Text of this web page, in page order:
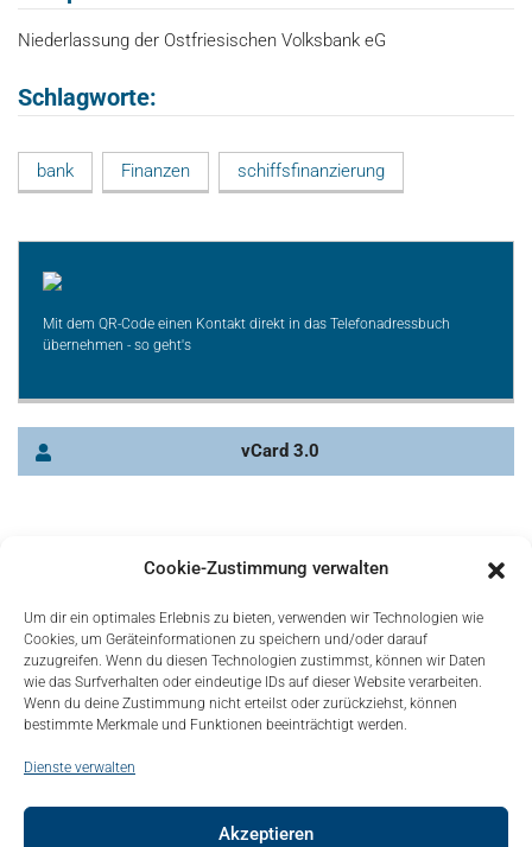
Cookie-Zustimmung verwalten
Um dir ein optimales Erlebnis zu bieten, verwenden wir Technologien wie
Cookies, um Geräteinformationen zu speichern und/oder darauf
zuzugreifen. Wenn du diesen Technologien zustimmst, können wir Daten
wie das Surfverhalten oder eindeutige IDs auf dieser Website verarbeiten.
Wenn du deine Zustimmung nicht erteilst oder zurückziehst, können
bestimmte Merkmale und Funktionen beeinträchtigt werden.
Dienste verwalten
Akzeptieren
Niederlassung der Ostfriesischen Volksbank eG
Schlagworte:
bank Finanzen schiffsfinanzierung
Mit dem QR-Code einen Kontakt direkt in das Telefonadressbuch
übernehmen - so geht's
vCard 3.0